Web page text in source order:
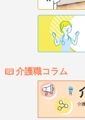
介護職コラム